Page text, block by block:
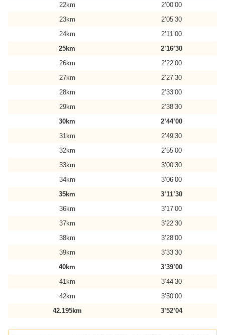
22km
2’00’00
23km
2’05’30
24km
2’11’00
25km
2’16’30
26km
2’22’00
27km
2’27’30
28km
2’33’00
29km
2’38’30
30km
2’44’00
31km
2’49’30
32km
2’55’00
33km
3’00’30
34km
3’06’00
35km
3’11’30
36km
3’17’00
37km
3’22’30
38km
3’28’00
39km
3’33’30
40km
3’39’00
41km
3’44’30
42km
3’50’00
42.195km
3’52’04